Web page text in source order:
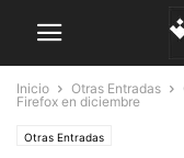
Inicio Otras Entradas
Firefox en diciembre
Otras Entradas